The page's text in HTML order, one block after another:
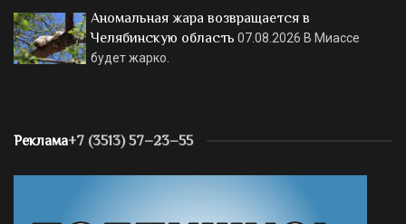
Аномальная жара возвращается в
Челябинскую область 07.08.2026 В Миассе
будет жарко.
Реклама+7 (3513) 57–23–55